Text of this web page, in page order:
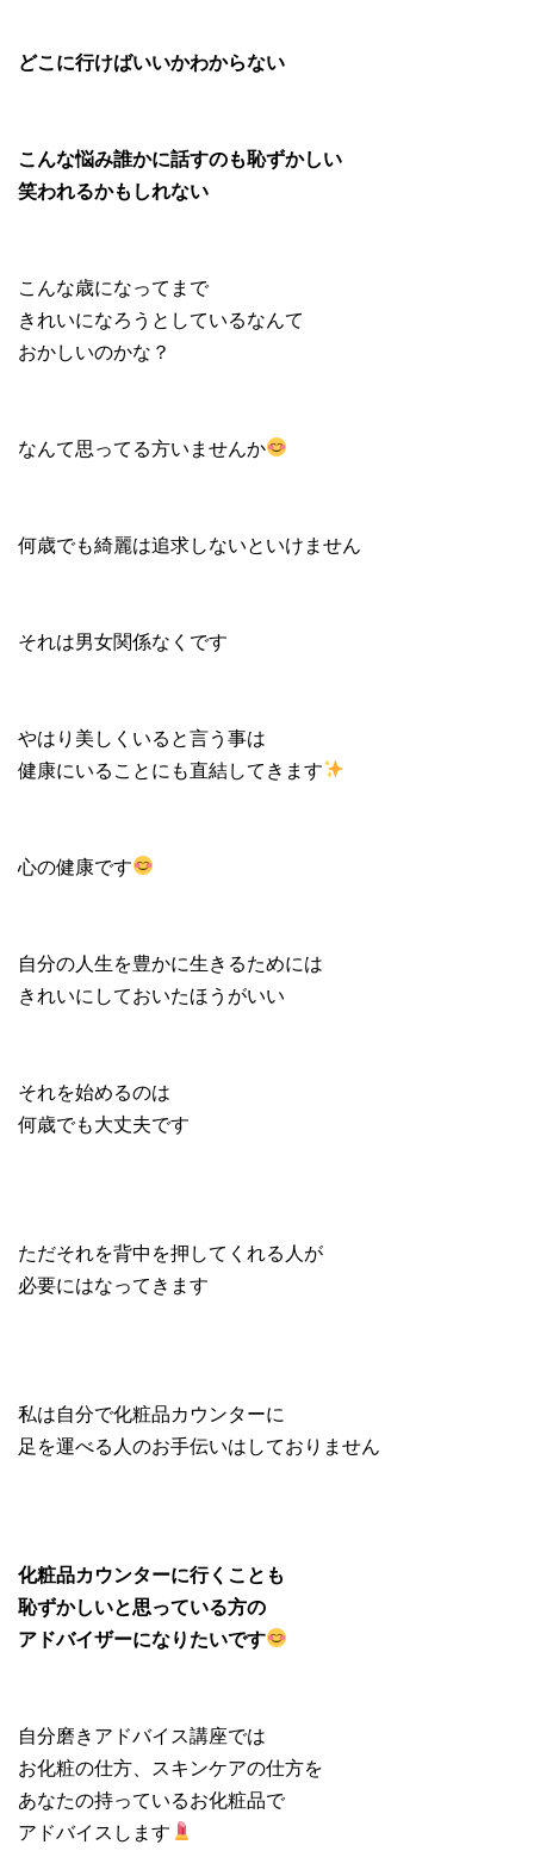
どこに行けばいいかわからない
こんな悩み誰かに話すのも恥ずかしい
笑われるかもしれない
こんな歳になってまで
きれいになろうとしているなんて
おかしいのかな？
なんて思ってる方いませんか
何歳でも綺麗は追求しないといけません
それは男女関係なくです
やはり美しくいると言う事は
健康にいることにも直結してきます
心の健康です
自分の人生を豊かに生きるためには
きれいにしておいたほうがいい
それを始めるのは
何歳でも大丈夫です
ただそれを背中を押してくれる人が
必要にはなってきます
私は自分で化粧品カウンターに
足を運べる人のお手伝いはしておりません
化粧品カウンターに行くことも
恥ずかしいと思っている方の
アドバイザーになりたいです
自分磨きアドバイス講座では
お化粧の仕方、スキンケアの仕方を
あなたの持っているお化粧品で
アドバイスします